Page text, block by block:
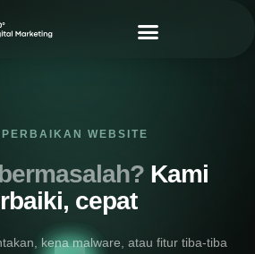
WEBSITE
Kami
cepat
kena malware, atau fitur tiba-tiba